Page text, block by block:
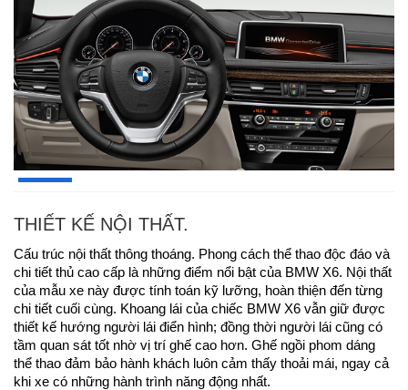
THIẾT KẾ NỘI THẤT.
Cấu trúc nội thất thông thoáng. Phong cách thể thao độc đáo và
chi tiết thủ cao cấp là những điểm nổi bật của BMW X6. Nội thất
của mẫu xe này được tính toán kỹ lưỡng, hoàn thiện đến từng
chi tiết cuối cùng. Khoang lái của chiếc BMW X6 vẫn giữ được
thiết kế hướng người lái điển hình; đồng thời người lái cũng có
tầm quan sát tốt nhờ vị trí ghế cao hơn. Ghế ngồi phom dáng
thể thao đảm bảo hành khách luôn cảm thấy thoải mái, ngay cả
khi xe có những hành trình năng động nhất.